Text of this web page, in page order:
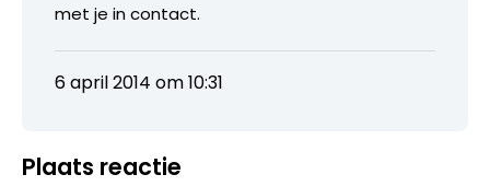
met je in contact.
6 april 2014 om 10:31
Plaats reactie